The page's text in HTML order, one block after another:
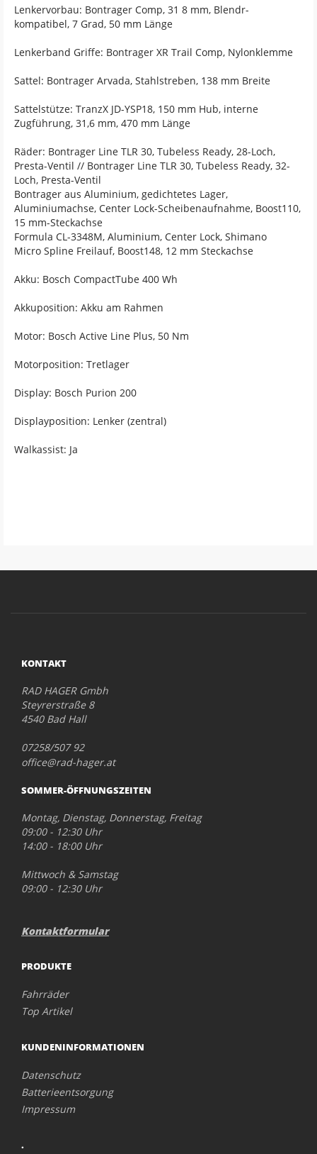
Lenkervorbau: Bontrager Comp, 31 8 mm, Blendr-
kompatibel, 7 Grad, 50 mm Länge
Lenkerband Griffe: Bontrager XR Trail Comp, Nylonklemme
Sattel: Bontrager Arvada, Stahlstreben, 138 mm Breite
Sattelstütze: TranzX JD-YSP18, 150 mm Hub, interne
Zugführung, 31,6 mm, 470 mm Länge
Räder: Bontrager Line TLR 30, Tubeless Ready, 28-Loch,
Presta-Ventil // Bontrager Line TLR 30, Tubeless Ready, 32-
Loch, Presta-Ventil
Bontrager aus Aluminium, gedichtetes Lager,
Aluminiumachse, Center Lock-Scheibenaufnahme, Boost110,
15 mm-Steckachse
Formula CL-3348M, Aluminium, Center Lock, Shimano
Micro Spline Freilauf, Boost148, 12 mm Steckachse
Akku: Bosch CompactTube 400 Wh
Akkuposition: Akku am Rahmen
Motor: Bosch Active Line Plus, 50 Nm
Motorposition: Tretlager
Display: Bosch Purion 200
Displayposition: Lenker (zentral)
Walkassist: Ja
KONTAKT
RAD HAGER Gmbh
Steyrerstraße 8
4540 Bad Hall
07258/507 92
office@rad-hager.at
SOMMER-ÖFFNUNGSZEITEN
Montag, Dienstag, Donnerstag, Freitag
09:00 - 12:30 Uhr
14:00 - 18:00 Uhr
Mittwoch & Samstag
09:00 - 12:30 Uhr
Kontaktformular
PRODUKTE
Fahrräder
Top Artikel
KUNDENINFORMATIONEN
Datenschutz
Batterieentsorgung
Impressum
.